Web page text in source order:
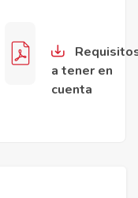
a tener en
cuenta